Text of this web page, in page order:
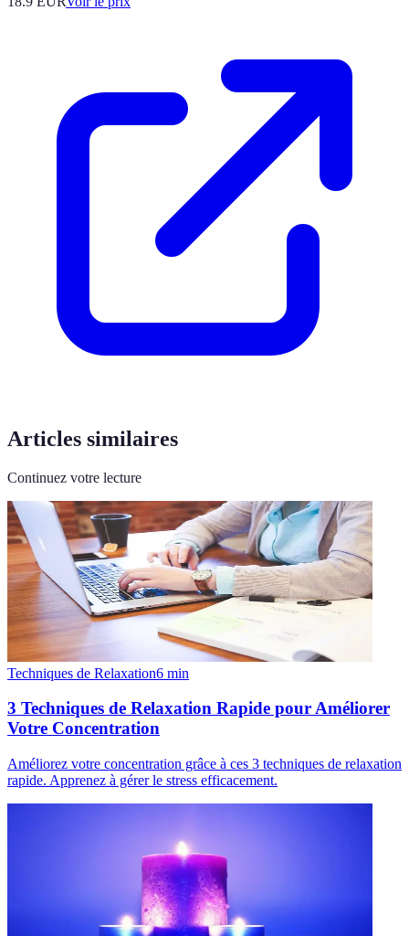
Articles similaires
Continuez votre lecture
Techniques de Relaxation6 min
3 Techniques de Relaxation Rapide pour Améliorer
Votre Concentration
Améliorez votre concentration grâce à ces 3 techniques de relaxation
rapide. Apprenez à gérer le stress efficacement.